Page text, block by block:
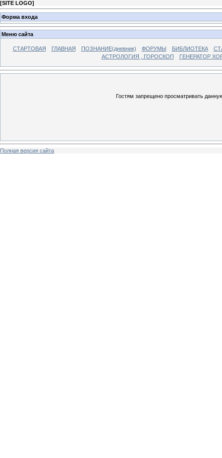
[SITE LOGO]
Форма входа
Меню сайта
СТАРТОВАЯ ГЛАВНАЯ ПОЗНАНИЕ(дневник) ФОРУМЫ БИБЛИОТЕКА
АСТРОЛОГИЯ , ГОРОСКОП
ГЕНЕРАТОР
Гостям запрещено просматривать
Полная версия сайта